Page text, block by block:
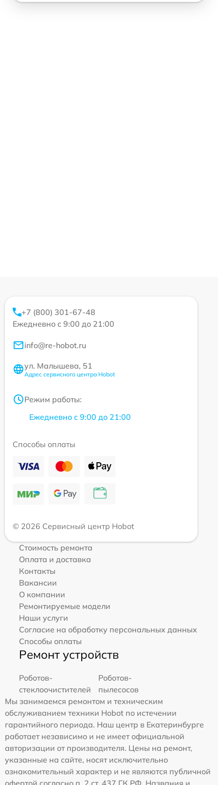
+7 (800) 301-67-48
Ежедневно с 9:00 до 21:00
info@re-hobot.ru
ул. Малышева, 51
Адрес сервисного центра Hobot
Режим работы:
Ежедневно с 9:00 до 21:00
Способы оплаты
© 2026 Сервисный центр Hobot
Стоимость ремонта
Оплата и доставка
Контакты
Вакансии
О компании
Ремонтируемые модели
Наши услуги
Согласие на обработку персональных данных
Способы оплаты
Ремонт устройств
Роботов-
стеклоочистителей
Роботов-
пылесосов
Мы занимаемся ремонтом и техническим
обслуживанием техники Hobot по истечении
гарантийного периода. Наш центр в Екатеринбурге
работает независимо и не имеет официальной
авторизации от производителя. Цены на ремонт,
указанные на сайте, носят исключительно
ознакомительный характер и не являются публичной
офертой согласно п. 2 ст. 437 ГК РФ. Названия и